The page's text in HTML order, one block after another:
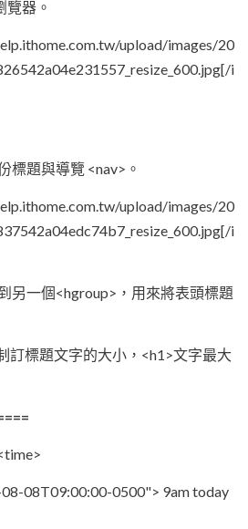
覽器。
upload/images/20
i
標題與導覽 <nav>。
upload/images/20
i
另一個<hgroup>，用來將表頭標題
訂標題文字的大小，<h1>文字最大
08T09:00:00-0500"> 9am today